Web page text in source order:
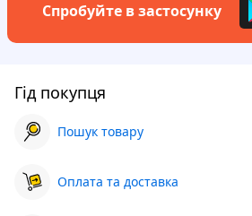
Спробуйте в застосунку
Гід покупця
Пошук товару
Оплата та доставка